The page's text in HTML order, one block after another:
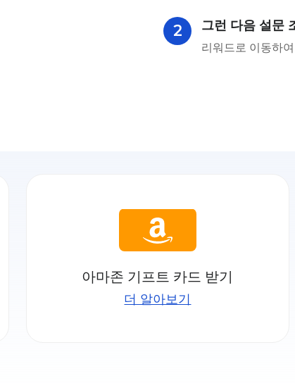
2 그런 다음 설문
리워드로 이동하
아마존 기프트 카드 받기
더 알아보기